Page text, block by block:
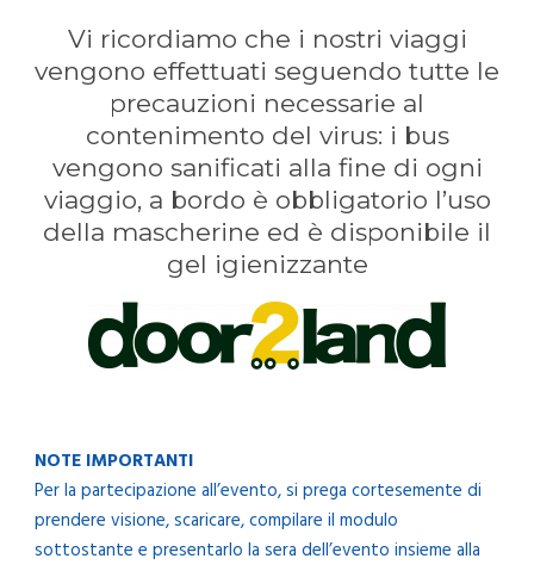
Vi ricordiamo che i nostri viaggi
vengono effettuati seguendo tutte le
precauzioni necessarie al
contenimento del virus: i bus
vengono sanificati alla fine di ogni
viaggio, a bordo è obbligatorio l’uso
della mascherine ed è disponibile il
gel igienizzante
NOTE IMPORTANTI
Per la partecipazione all’evento, si prega cortesemente di
prendere visione, scaricare, compilare il modulo
sottostante e presentarlo la sera dell’evento insieme alla